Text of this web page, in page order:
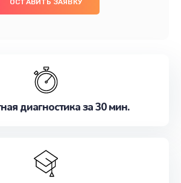
ОСТАВИТЬ ЗАЯВКУ
диагностика за 30 мин.